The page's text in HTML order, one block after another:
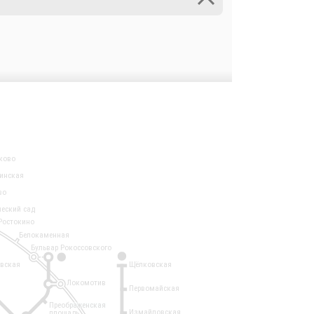
1
Локомотив
сад
Белокаменная
Щёлковская
Первомайская
Измайловская
Бульвар Рокоссовского
Преображенская